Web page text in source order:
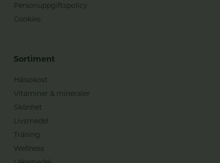
Personuppgiftspolicy
Cookies
Sortiment
Hälsokost
Vitaminer & mineraler
Skönhet
Livsmedel
Träning
Wellness